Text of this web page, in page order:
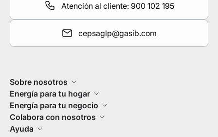
Atención al cliente: 900 102 195
cepsaglp@gasib.com
Sobre nosotros
Energía para tu hogar
Energía para tu negocio
Colabora con nosotros
Ayuda